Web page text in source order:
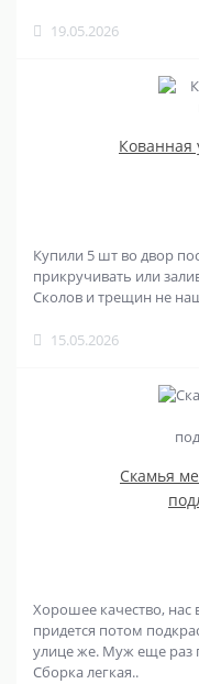
19.05.2026
Кованная
Купили 5 шт во двор
прикручивать или
Сколов и трещин не
15.05.2026
Скамья
Хорошее качество, нас
придется потом
улице же. Муж еще раз
Сборка легкая..